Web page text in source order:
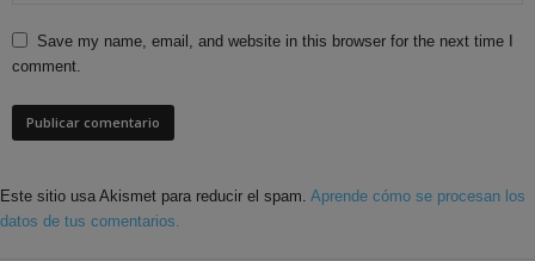
Save my name, email, and website in this browser for the next time I
comment.
Este sitio usa Akismet para reducir el spam. Aprende cómo se procesan los
datos de tus comentarios.